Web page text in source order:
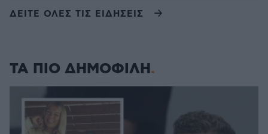
ΔΕΙΤΕ ΟΛΕΣ ΤΙΣ ΕΙΔΗΣΕΙΣ
ΤΑ ΠΙΟ ΔΗΜΟΦΙΛΗ